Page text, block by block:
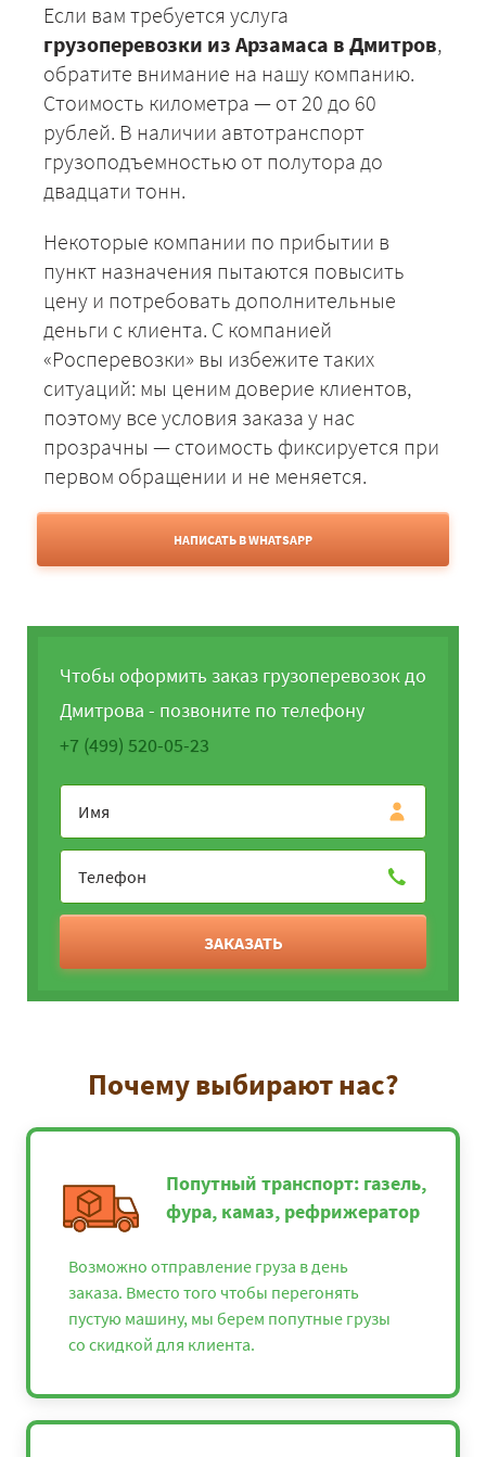
Если вам требуется услуга
грузоперевозки из Арзамаса в Дмитров,
обратите внимание на нашу компанию.
Стоимость километра — от 20 до 60
рублей. В наличии автотранспорт
грузоподъемностью от полутора до
двадцати тонн.
Некоторые компании по прибытии в
пункт назначения пытаются повысить
цену и потребовать дополнительные
деньги с клиента. С компанией
«Росперевозки» вы избежите таких
ситуаций: мы ценим доверие клиентов,
поэтому все условия заказа у нас
прозрачны — стоимость фиксируется при
первом обращении и не меняется.
НАПИСАТЬ В WHATSAPP
Чтобы оформить заказ грузоперевозок до
Дмитрова - позвоните по телефону
+7 (499) 520-05-23
ЗАКАЗАТЬ
Почему выбирают нас?
Попутный транспорт: газель,
фура, камаз, рефрижератор
Возможно отправление груза в день
заказа. Вместо того чтобы перегонять
пустую машину, мы берем попутные грузы
со скидкой для клиента.